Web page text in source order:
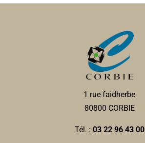
1 rue faidherbe
80800 CORBIE
Tél. : 03 22 96 43 00